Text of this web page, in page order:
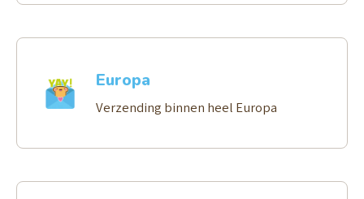
Europa
Verzending binnen heel Europa